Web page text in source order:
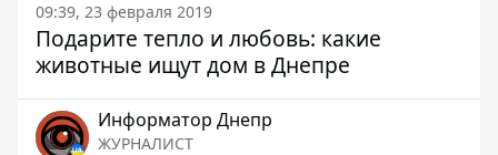
09:39, 23 февраля 2019
Подарите тепло и любовь: какие
животные ищут дом в Днепре
Информатор Днепр
ЖУРНАЛИСТ